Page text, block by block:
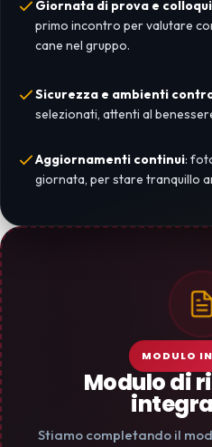
Giornata di prova e
primo incontro per valutare
cane nel gruppo.
Sicurezza e ambienti
selezionati, attenti al
Aggiornamenti continui:
giornata, per stare tranquillo
MODULO
Modulo di
Stiamo completando il